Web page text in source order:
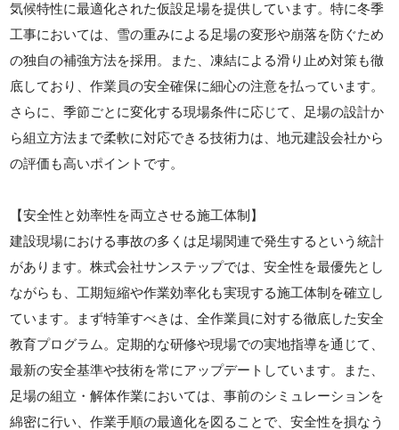
気候特性に最適化された仮設足場を提供しています。特に冬季
工事においては、雪の重みによる足場の変形や崩落を防ぐため
の独自の補強方法を採用。また、凍結による滑り止め対策も徹
底しており、作業員の安全確保に細心の注意を払っています。
さらに、季節ごとに変化する現場条件に応じて、足場の設計か
ら組立方法まで柔軟に対応できる技術力は、地元建設会社から
の評価も高いポイントです。
【安全性と効率性を両立させる施工体制】
建設現場における事故の多くは足場関連で発生するという統計
があります。株式会社サンステップでは、安全性を最優先とし
ながらも、工期短縮や作業効率化も実現する施工体制を確立し
ています。まず特筆すべきは、全作業員に対する徹底した安全
教育プログラム。定期的な研修や現場での実地指導を通じて、
最新の安全基準や技術を常にアップデートしています。また、
足場の組立・解体作業においては、事前のシミュレーションを
綿密に行い、作業手順の最適化を図ることで、安全性を損なう